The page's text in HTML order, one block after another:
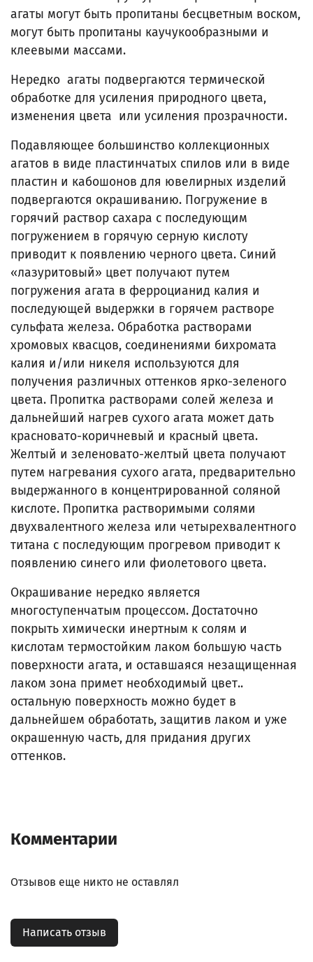
агаты могут быть пропитаны бесцветным воском,
могут быть пропитаны каучукообразными и
клеевыми массами.
Нередко агаты подвергаются термической
обработке для усиления природного цвета,
изменения цвета или усиления прозрачности.
Подавляющее большинство коллекционных
агатов в виде пластинчатых спилов или в виде
пластин и кабошонов для ювелирных изделий
подвергаются окрашиванию. Погружение в
горячий раствор сахара с последующим
погружением в горячую серную кислоту
приводит к появлению черного цвета. Синий
«лазуритовый» цвет получают путем
погружения агата в ферроцианид калия и
последующей выдержки в горячем растворе
сульфата железа. Обработка растворами
хромовых квасцов, соединениями бихромата
калия и/или никеля используются для
получения различных оттенков ярко-зеленого
цвета. Пропитка растворами солей железа и
дальнейший нагрев сухого агата может дать
красновато-коричневый и красный цвета.
Желтый и зеленовато-желтый цвета получают
путем нагревания сухого агата, предварительно
выдержанного в концентрированной соляной
кислоте. Пропитка растворимыми солями
двухвалентного железа или четырехвалентного
титана с последующим прогревом приводит к
появлению синего или фиолетового цвета.
Окрашивание нередко является
многоступенчатым процессом. Достаточно
покрыть химически инертным к солям и
кислотам термостойким лаком большую часть
поверхности агата, и оставшаяся незащищенная
лаком зона примет необходимый цвет..
остальную поверхность можно будет в
дальнейшем обработать, защитив лаком и уже
окрашенную часть, для придания других
оттенков.
Комментарии
Отзывов еще никто не оставлял
Написать отзыв